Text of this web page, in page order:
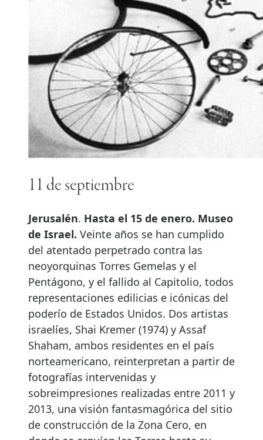
11 de septiembre
Jerusalén. Hasta el 15 de enero. Museo
de Israel. Veinte años se han cumplido
del atentado perpetrado contra las
neoyorquinas Torres Gemelas y el
Pentágono, y el fallido al Capitolio, todos
representaciones edilicias e icónicas del
poderío de Estados Unidos. Dos artistas
israelíes, Shai Kremer (1974) y Assaf
Shaham, ambos residentes en el país
norteamericano, reinterpretan a partir de
fotografías intervenidas y
sobreimpresiones realizadas entre 2011 y
2013, una visión fantasmagórica del sitio
de construcción de la Zona Cero, en